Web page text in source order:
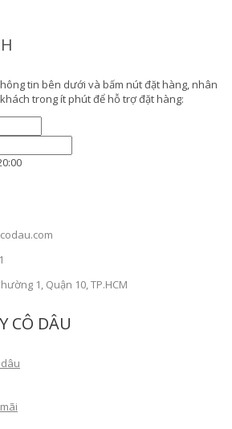
tin bên dưới và bấm nút đặt hàng, nhân
trong ít phút để hỗ trợ đặt hàng:
1, Quận 10, TP.HCM
CÔ DÂU